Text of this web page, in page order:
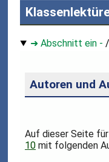
➜ Abschnitt ein -
Autoren und
Auf dieser Seite für
10 mit folgenden